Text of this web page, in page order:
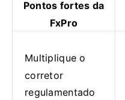
Pontos fortes da
FxPro
Multiplique o
corretor
regulamentado